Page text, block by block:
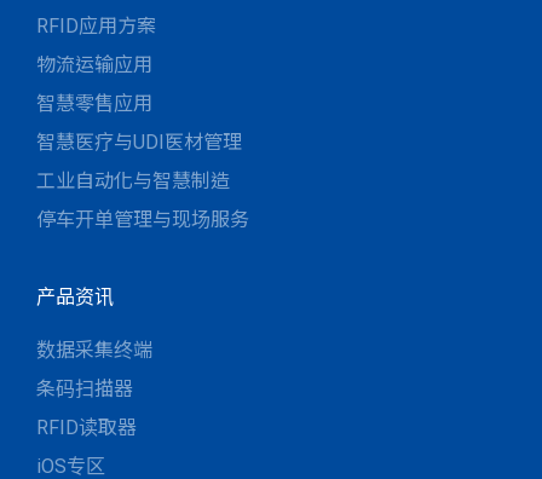
RFID应用方案
物流运输应用
智慧零售应用
智慧医疗与UDI医材管理
工业自动化与智慧制造
停车开单管理与现场服务
产品资讯
数据采集终端
条码扫描器
RFID读取器
iOS专区